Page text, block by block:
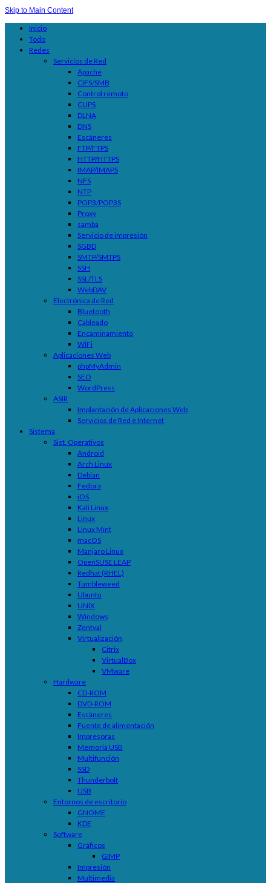
Skip to Main Content
Inicio
Todo
Redes
Servicios de Red
Apache
CIFS/SMB
Control remoto
CUPS
DLNA
DNS
Escáneres
FTP/FTPS
HTTP/HTTPS
IMAP/IMAPS
NFS
NTP
POP3/POP3S
Proxy
samba
Servicio de impresión
SGBD
SMTP/SMTPS
SSH
SSL/TLS
WebDAV
Electrónica de Red
Bluetooth
Cableado
Encaminamiento
WiFi
Aplicaciones Web
phpMyAdmin
SEO
WordPress
ASIR
Implantación de Aplicaciones Web
Servicios de Red e Internet
Sistema
Sist. Operativos
Android
Arch Linux
Debian
Fedora
iOS
Kali Linux
Linux
Linux Mint
macOS
Manjaro Linux
OpenSUSE LEAP
Redhat (RHEL)
Tumbleweed
Ubuntu
UNIX
Windows
Zentyal
Virtualización
Citrix
VirtualBox
VMware
Hardware
CD-ROM
DVD-ROM
Escáneres
Fuente de alimentación
Impresoras
Memoria USB
Multifunción
SSD
Thunderbolt
USB
Entornos de escritorio
GNOME
KDE
Software
Gráficos
GIMP
Impresión
Multimedia